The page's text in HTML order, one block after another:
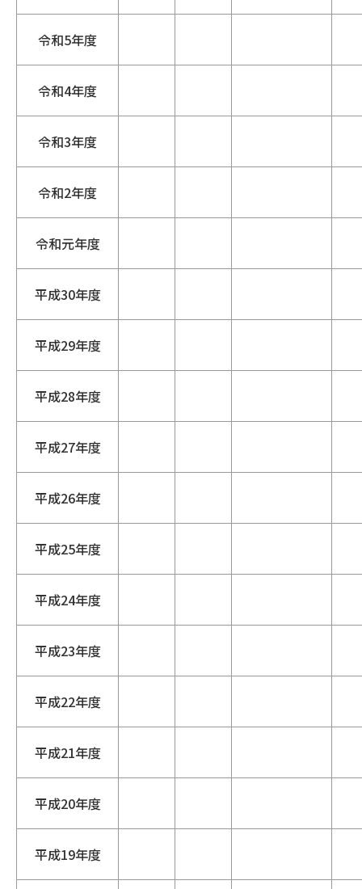
令和5年度
令和4年度
令和3年度
令和2年度
令和元年度
平成30年度
平成29年度
平成28年度
平成27年度
平成26年度
平成25年度
平成24年度
平成23年度
平成22年度
平成21年度
平成20年度
平成19年度